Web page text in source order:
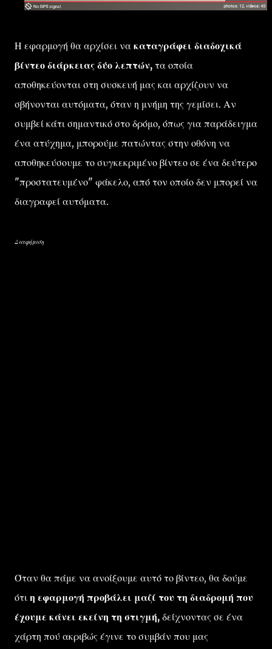
Η εφαρμογή θα αρχίσει να καταγράφει διαδοχικά
βίντεο διάρκειας δύο λεπτών, τα οποία
αποθηκεύονται στη συσκευή μας και αρχίζουν να
σβήνονται αυτόματα, όταν η μνήμη της γεμίσει. Αν
συμβεί κάτι σημαντικό στο δρόμο, όπως για παράδειγμα
ένα ατύχημα, μπορούμε πατώντας στην οθόνη να
αποθηκεύσουμε το συγκεκριμένο βίντεο σε ένα δεύτερο
"προστατευμένο" φάκελο, από τον οποίο δεν μπορεί να
διαγραφεί αυτόματα.
Διαφήμιση
Όταν θα πάμε να ανοίξουμε αυτό το βίντεο, θα δούμε
ότι η εφαρμογή προβάλει μαζί του τη διαδρομή που
έχουμε κάνει εκείνη τη στιγμή, δείχνοντας σε ένα
χάρτη πού ακριβώς έγινε το συμβάν που μας